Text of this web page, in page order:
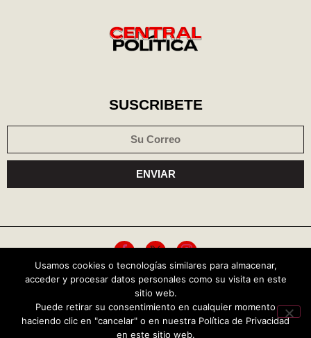
SUSCRIBETE
ENVIAR
Copyright © 2026 Central Política
Política de cookies Aviso de privacidad
Usamos cookies o tecnologías similares para almacenar,
acceder y procesar datos personales como su visita en este
sitio web.
Puede retirar su consentimiento en cualquier momento
haciendo clic en "cancelar" o en nuestra Política de Privacidad
en este sitio web.